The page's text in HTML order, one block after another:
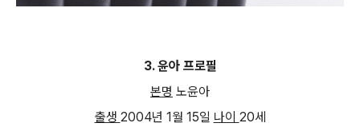
3.윤아 프로필
본명 노윤아
출생 2004년 1월 15일 나이 20세